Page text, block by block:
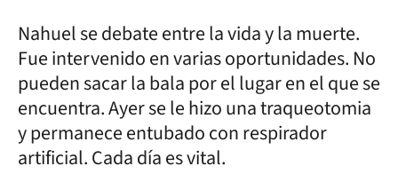
Nahuel se debate entre la vida y la muerte.
Fue intervenido en varias oportunidades. No
pueden sacar la bala por el lugar en el que se
encuentra. Ayer se le hizo una traqueotomia
y permanece entubado con respirador
artificial. Cada día es vital.